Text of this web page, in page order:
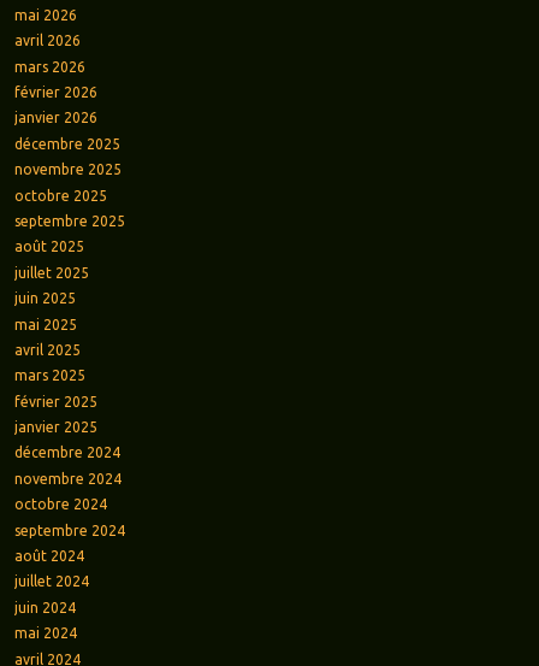
mai 2026
avril 2026
mars 2026
février 2026
janvier 2026
décembre 2025
novembre 2025
octobre 2025
septembre 2025
août 2025
juillet 2025
juin 2025
mai 2025
avril 2025
mars 2025
février 2025
janvier 2025
décembre 2024
novembre 2024
octobre 2024
septembre 2024
août 2024
juillet 2024
juin 2024
mai 2024
avril 2024